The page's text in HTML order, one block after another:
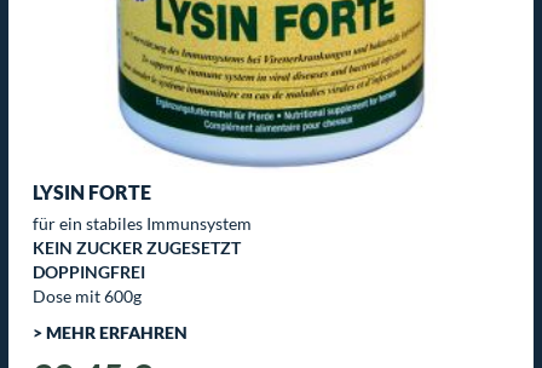
LYSIN FORTE
für ein stabiles Immunsystem
KEIN ZUCKER ZUGESETZT
DOPPINGFREI
Dose mit 600g
> MEHR ERFAHREN